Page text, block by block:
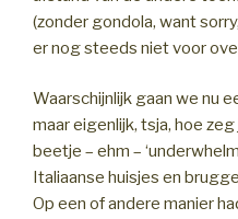
(zonder gondola, want
er nog steeds niet voor
Waarschijnlijk gaan we nu
maar eigenlijk, tsja, hoe
beetje – ehm –
Italiaanse huisjes en
Op een of andere manier